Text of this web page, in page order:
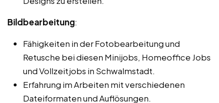
Bildbearbeitung:
Fähigkeiten in der Fotobearbeitung und
Retusche bei diesen Minijobs, Homeoffice Jobs
und Vollzeitjobs in Schwalmstadt.
Erfahrung im Arbeiten mit verschiedenen
Dateiformaten und Auflösungen.